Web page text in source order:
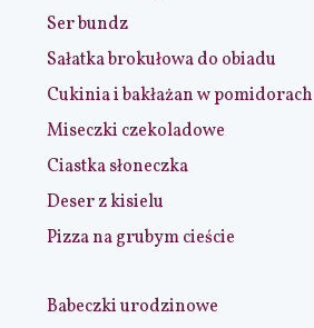
Ser bundz
Sałatka brokułowa do obiadu
Cukinia i bakłażan w pomidorach
Miseczki czekoladowe
Ciastka słoneczka
Deser z kisielu
Pizza na grubym cieście
Babeczki urodzinowe